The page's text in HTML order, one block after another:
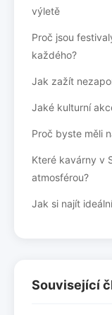
výletě
Proč jsou
každého?
Jak zažít
Jaké kulturní
Proč byste měli
Které kavárny v
atmosférou?
Jak si najít
Související